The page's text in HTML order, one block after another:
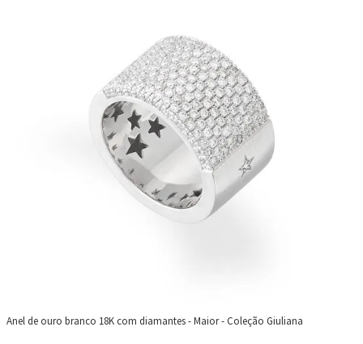
Anel de ouro branco 18K com diamantes - Maior - Coleção Giuliana